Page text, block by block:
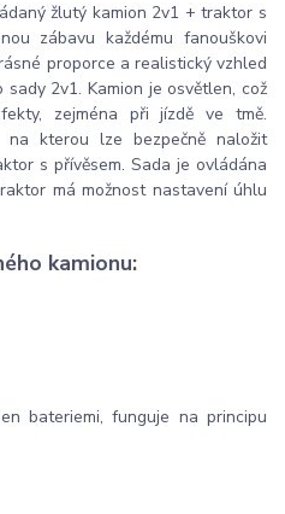
žlutý kamion 2v1 + traktor s
zábavu každému fanouškovi
proporce a realistický vzhled
2v1. Kamion je osvětlen, což
zejména při jízdě ve tmě.
kterou lze bezpečně naložit
s přívěsem. Sada je ovládána
má možnost nastavení úhlu
kamionu:
bateriemi, funguje na principu